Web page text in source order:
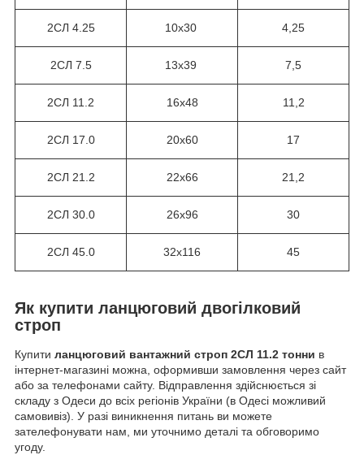
2СЛ 4.25 10х30 4,25
2СЛ 7.5 13х39 7,5
2СЛ 11.2 16х48 11,2
2СЛ 17.0 20х60 17
2СЛ 21.2 22х66 21,2
2СЛ 30.0 26х96 30
2СЛ 45.0 32х116 45
Як купити ланцюговий двогілковий
строп
Купити ланцюговий вантажний строп 2СЛ 11.2 тонни в
інтернет-магазині можна, оформивши замовлення через сайт
або за телефонами сайту. Відправлення здійснюється зі
складу з Одеси до всіх регіонів України (в Одесі можливий
самовивіз). У разі виникнення питань ви можете
зателефонувати нам, ми уточнимо деталі та обговоримо
угоду.